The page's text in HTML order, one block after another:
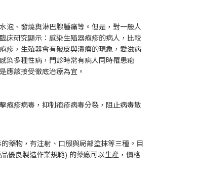
泡、發燒與淋巴腺腫痛等。但是，對一般人
床研究顯示：感染生殖器疱疹的病人，比較
疹，生殖器會有破皮與潰瘍的現象，愛滋病
染多種性病，門診時常有病人同時罹患疱
應該接受徹底治療為宜。
疱疹病毒，抑制疱疹病毒分裂，阻止病毒散
藥物，有注射、口服與局部塗抹等三種。目
優良製造作業規範) 的藥廠可以生產，價格